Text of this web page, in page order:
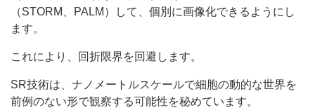
（STORM、PALM）して、個別に画像化できるようにし
ます。
これにより、回折限界を回避します。
SR技術は、ナノメートルスケールで細胞の動的な世界を
前例のない形で観察する可能性を秘めています。